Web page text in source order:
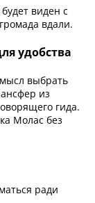
виден с
вдали.
удобства
выбрать
из
гида.
Молас без
ради